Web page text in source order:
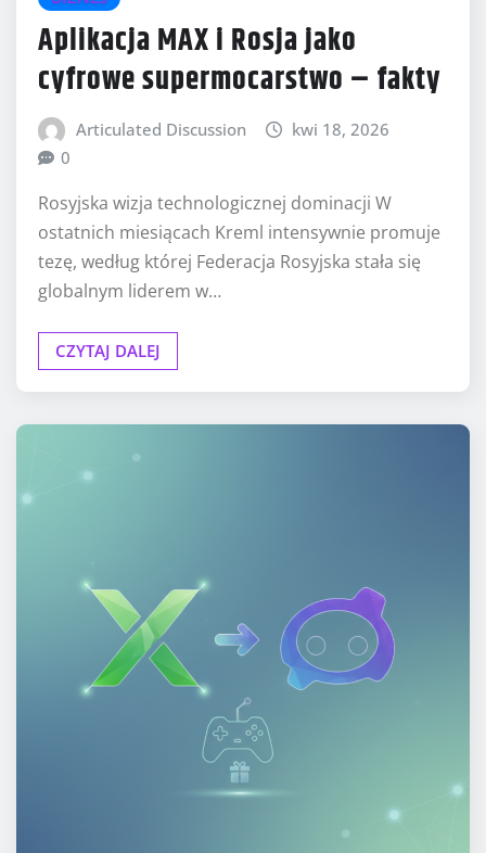
Aplikacja MAX i Rosja jako
cyfrowe supermocarstwo – fakty
Articulated Discussion
kwi 18, 2026
0
Rosyjska wizja technologicznej dominacji W
ostatnich miesiącach Kreml intensywnie promuje
tezę, według której Federacja Rosyjska stała się
globalnym liderem w…
CZYTAJ DALEJ